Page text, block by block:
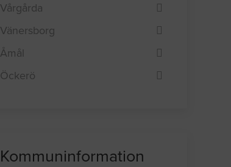
Vårgårda
Vänersborg
Åmål
Öckerö
Kommuninformation